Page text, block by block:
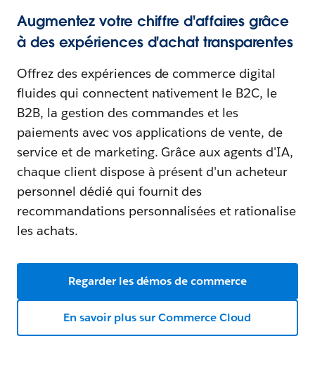
Augmentez votre chiffre d'affaires grâce
à des expériences d'achat transparentes
Offrez des expériences de commerce digital
fluides qui connectent nativement le B2C, le
B2B, la gestion des commandes et les
paiements avec vos applications de vente, de
service et de marketing. Grâce aux agents d'IA,
chaque client dispose à présent d'un acheteur
personnel dédié qui fournit des
recommandations personnalisées et rationalise
les achats.
Regarder les démos de commerce
En savoir plus sur Commerce Cloud